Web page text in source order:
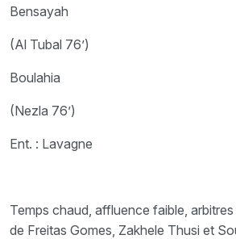
Bensayah
(Al Tubal 76’)
Boulahia
(Nezla 76’)
Ent. : Lavagne
Temps chaud, affluence faible,
de Freitas Gomes, Zakhele Thusi et